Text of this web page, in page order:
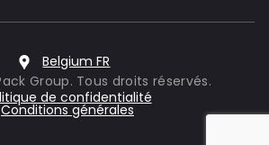
Belgium FR
Group. Tous droits réservés.
de confidentialité
Conditions générales